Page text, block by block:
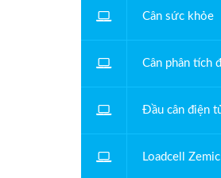
Cân sức khỏe
Cân phân tích
Đầu cân điện
Loadcell Zemic